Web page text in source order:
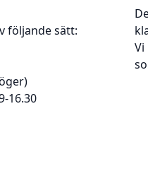
följande sätt:
16.30